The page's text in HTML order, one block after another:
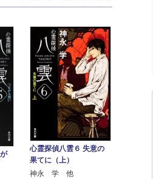
心霊探偵八雲６ 失意の
果てに（上）
神永 学 他